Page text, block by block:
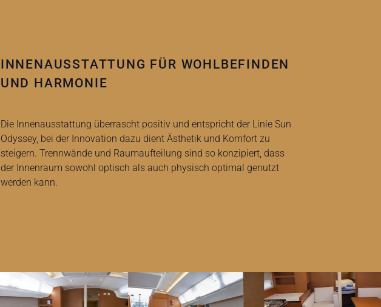
INNENAUSSTATTUNG FÜR WOHLBEFINDEN
UND HARMONIE
Die Innenausstattung überrascht positiv und entspricht der Linie Sun
Odyssey, bei der Innovation dazu dient Ästhetik und Komfort zu
steigern. Trennwände und Raumaufteilung sind so konzipiert, dass
der Innenraum sowohl optisch als auch physisch optimal genutzt
werden kann.